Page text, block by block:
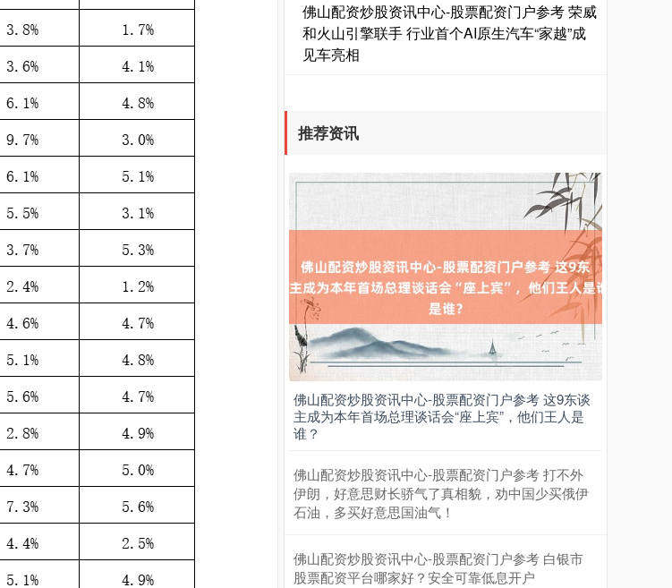
佛山配资炒股资讯中心-股票配资门户参考 荣威
和火山引擎联手 行业首个AI原生汽车“家越”成
见车亮相
推荐资讯
佛山配资炒股资讯中心-股票配资门户参考 这9东谈
主成为本年首场总理谈话会“座上宾”，他们王人是
谁？
佛山配资炒股资讯中心-股票配资门户参考 打不外
伊朗，好意思财长骄气了真相貌，劝中国少买俄伊
石油，多买好意思国油气！
佛山配资炒股资讯中心-股票配资门户参考 白银市
股票配资平台哪家好？安全可靠低息开户